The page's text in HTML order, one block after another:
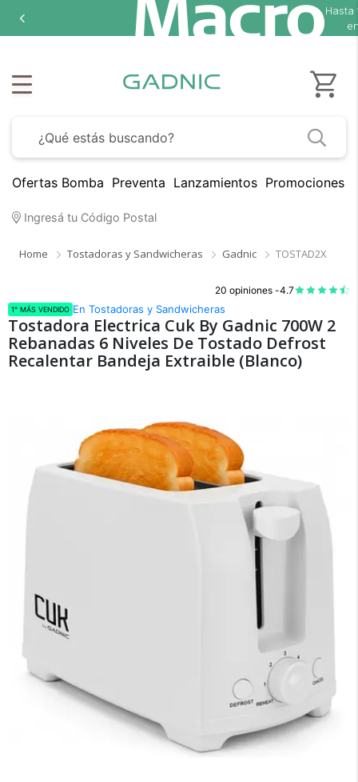
Hasta 18 cuotas sin interés
en seleccionados
Ofertas Bomba Preventa Lanzamientos Promociones
Ingresá tu Código Postal
Home Tostadoras y Sandwicheras Gadnic TOSTAD2X
20 opiniones -4.7
1° MÁS VENDIDO En Tostadoras y Sandwicheras
Tostadora Electrica Cuk By Gadnic 700W 2
Rebanadas 6 Niveles De Tostado Defrost
Recalentar Bandeja Extraible (Blanco)